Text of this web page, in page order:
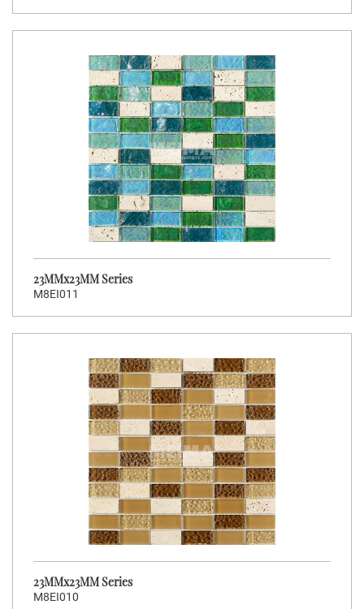
23MMx23MM Series
M8EI011
23MMx23MM Series
M8EI010